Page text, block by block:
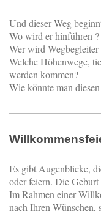
Und dieser Weg
Wo wird er hinführen ?
Wer wird Wegbegleiter
Welche Höhenwege,
werden kommen?
Wie könnte man
Es gibt Augenblicke,
oder feiern. Die
Im Rahmen einer
nach Ihren